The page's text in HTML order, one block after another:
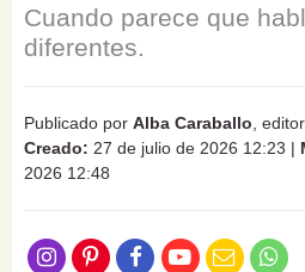
Cuando parece que
diferentes.
Publicado por Alba Caraballo ,
Creado: 27 de julio de 2026 12:23 |
2026 12:48